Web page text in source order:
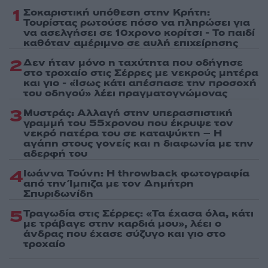
1 Σοκαριστική υπόθεση στην Κρήτη:
Τουρίστας ρωτούσε πόσο να πληρώσει για
να ασελγήσει σε 10χρονο κορίτσι - Το παιδί
καθόταν αμέριμνο σε αυλή επιχείρησης
2Δεν ήταν μόνο η ταχύτητα που οδήγησε
στο τροχαίο στις Σέρρες με νεκρούς μητέρα
και γιο - «Ίσως κάτι απέσπασε την προσοχή
του οδηγού» λέει πραγματογνώμονας
3Μυστράς: Αλλαγή στην υπερασπιστική
γραμμή του 55χρονου που έκρυψε τον
νεκρό πατέρα του σε καταψύκτη – Η
αγάπη στους γονείς και η διαφωνία με την
αδερφή του
4Ιωάννα Τούνη: Η throwback φωτογραφία
από την Ίμπιζα με τον Δημήτρη
Σπυριδωνίδη
5Τραγωδία στις Σέρρες: «Τα έχασα όλα, κάτι
με τράβαγε στην καρδιά μου», λέει ο
άνδρας που έχασε σύζυγο και γιο στο
τροχαίο